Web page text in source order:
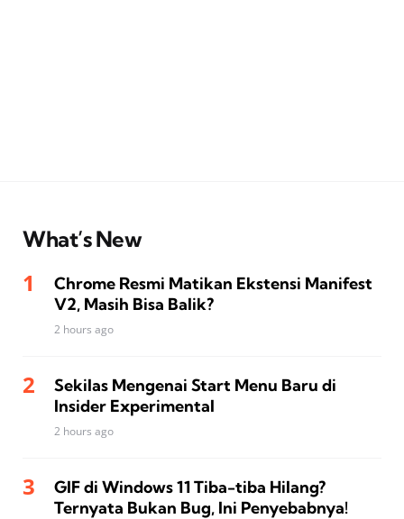
What’s New
Chrome Resmi Matikan Ekstensi Manifest
V2, Masih Bisa Balik?
2 hours ago
Sekilas Mengenai Start Menu Baru di
Insider Experimental
2 hours ago
GIF di Windows 11 Tiba-tiba Hilang?
Ternyata Bukan Bug, Ini Penyebabnya!